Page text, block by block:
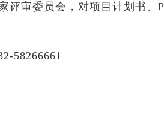
评审委员会，对项目计划书、
58266661